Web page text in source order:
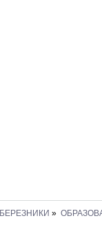
БЕРЕЗНИКИ »